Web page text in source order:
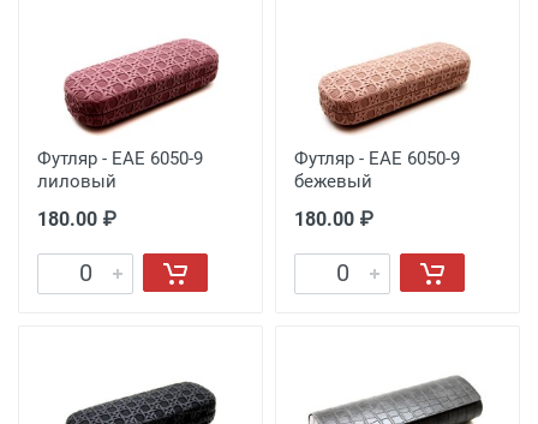
Футляр - EAE 6050-9
лиловый
180.00 ₽
Футляр - EAE 6050-9
бежевый
180.00 ₽